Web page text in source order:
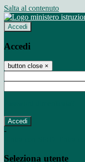
Salta al contenuto
Accedi
Accedi
button close ×
-
Seleziona utente